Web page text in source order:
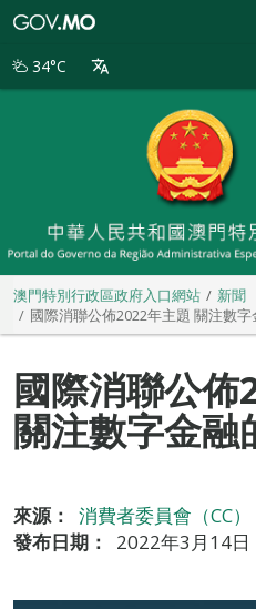
別
34°C
澳門特別行政區政府入口網站
新聞
國際消聯公佈2022年主題 關注數
國際消聯公佈
關注數字金融
來源：
消費者委員會（CC）
發布日期：
2022年3月14日